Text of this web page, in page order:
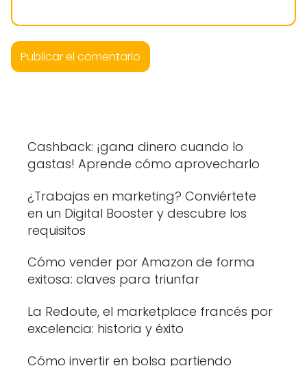
Cashback: ¡gana dinero cuando lo
gastas! Aprende cómo aprovecharlo
¿Trabajas en marketing? Conviértete
en un Digital Booster y descubre los
requisitos
Cómo vender por Amazon de forma
exitosa: claves para triunfar
La Redoute, el marketplace francés por
excelencia: historia y éxito
Cómo invertir en bolsa partiendo